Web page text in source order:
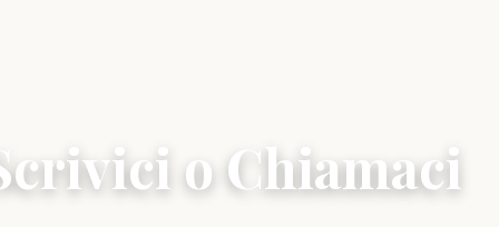
o Chiamaci